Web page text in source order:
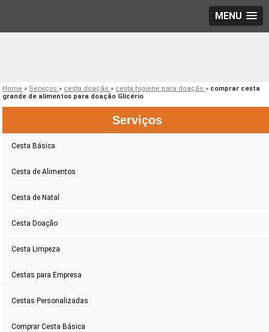
MENU
Home » Serviços» cesta doação» cesta higiene para doação» comprar cesta
grande de alimentos para doação Glicério
Serviços
Cesta Básica
Cesta de Alimentos
Cesta de Natal
Cesta Doação
Cesta Limpeza
Cestas para Empresa
Cestas Personalizadas
Comprar Cesta Básica